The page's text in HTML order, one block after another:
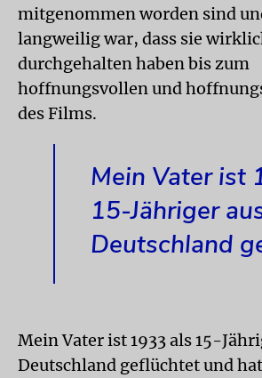
mitgenommen worden sind
langweilig war, dass sie
durchgehalten haben bis zum
hoffnungsvollen und
des Films.
Mein Vater ist
15-Jähriger
Deutschland
Mein Vater ist 1933 als 15-
Deutschland geflüchtet und